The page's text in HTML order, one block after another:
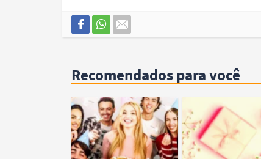
Recomendados para você